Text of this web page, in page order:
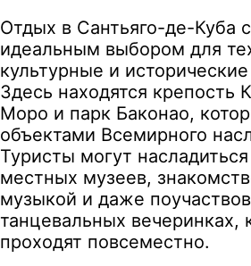
Отдых в Сантьяго-де-Куба
идеальным выбором для
культурные и
Здесь находятся крепость
Моро и парк Баконао,
объектами Всемирного
Туристы могут
местных музеев,
музыкой и даже
танцевальных вечеринках,
проходят повсеместно.